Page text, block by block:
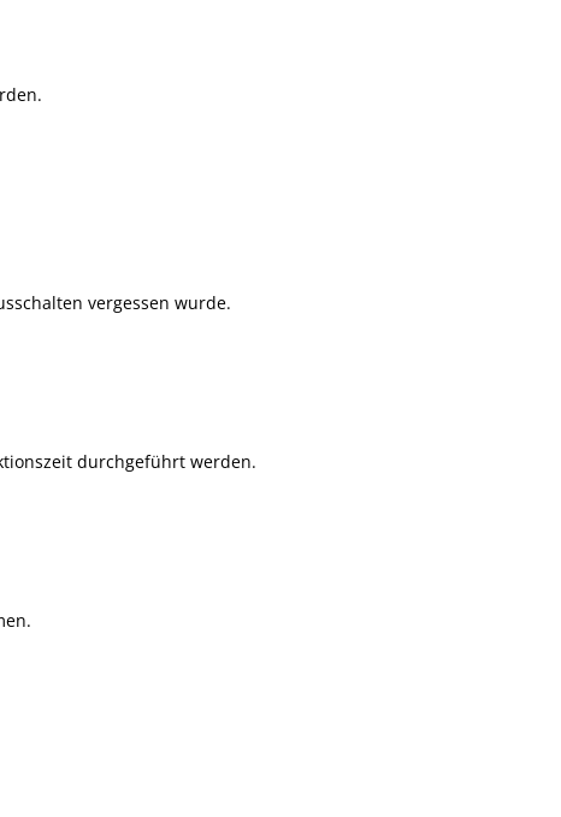
vergessen wurde.
durchgeführt werden.